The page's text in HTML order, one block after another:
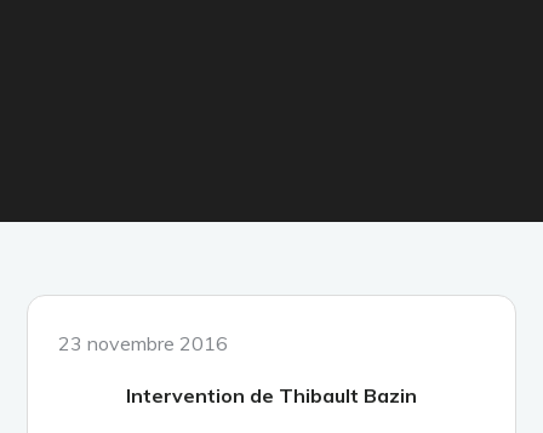
Posted
23 novembre 2016
Intervention de Thibault Bazin